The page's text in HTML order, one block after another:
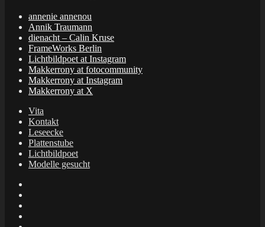
annenie annenou
Annik Traumann
dienacht – Calin Kruse
FrameWorks Berlin
Lichtbildpoet at Instagram
Makkerrony at fotocommunity
Makkerrony at Instagram
Makkerrony at X
Vita
Kontakt
Leseecke
Plattenstube
Lichtbildpoet
Modelle gesucht